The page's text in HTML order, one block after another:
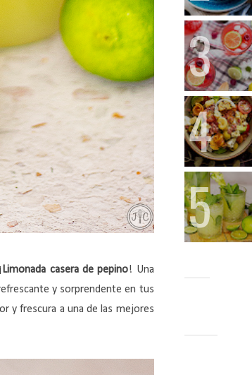
Limonada casera de pepino! Una
y sorprendente en tus
y frescura a una de las mejores